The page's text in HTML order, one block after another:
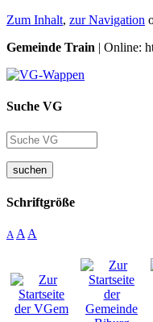
Zum Inhalt, zur Navigation
Gemeinde Train | Online:
Suche VG
suchen
Schriftgröße
A A A